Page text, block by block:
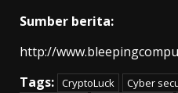
Sumber berita:
http://
Tags: CryptoLuck Cyber